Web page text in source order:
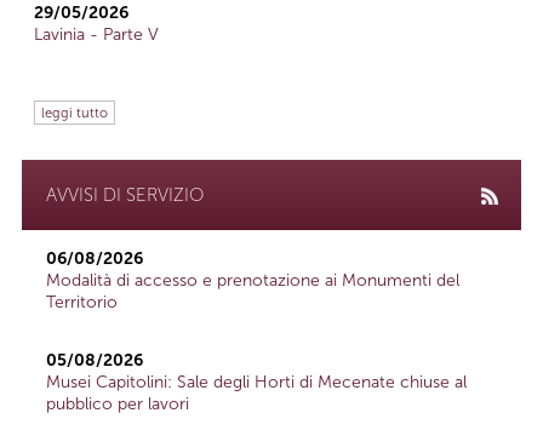
29/05/2026
Lavinia - Parte V
leggi tutto
AVVISI DI SERVIZIO
06/08/2026
Modalità di accesso e prenotazione ai Monumenti del
Territorio
05/08/2026
Musei Capitolini: Sale degli Horti di Mecenate chiuse al
pubblico per lavori